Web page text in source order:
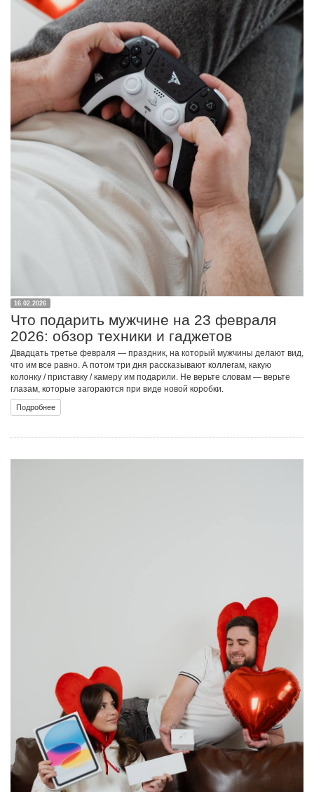
16.02.2026
Что подарить мужчине на 23 февраля
2026: обзор техники и гаджетов
Двадцать третье февраля — праздник, на который мужчины делают вид,
что им все равно. А потом три дня рассказывают коллегам, какую
колонку / приставку / камеру им подарили. Не верьте словам — верьте
глазам, которые загораются при виде новой коробки.
Подробнее